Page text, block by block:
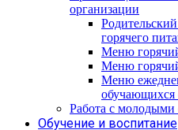
организации
горячего
Меню
Меню
Меню
Работа с молодыми
Обучение и воспитание